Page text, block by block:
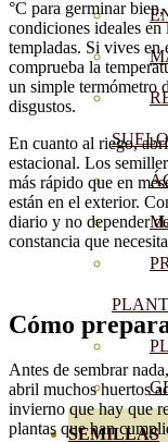
SUELO
SEMILLAS
°C para germinar
condiciones ideales en
templadas. Si vives en
comprueba la
un simple termómetro
disgustos.
En cuanto al riego,
estacional. Los
más rápido que en
están en el exterior.
diario y no depender
constancia que
Cómo
Antes de sembrar
abril muchos huertos
invierno que hay que
plantas que han